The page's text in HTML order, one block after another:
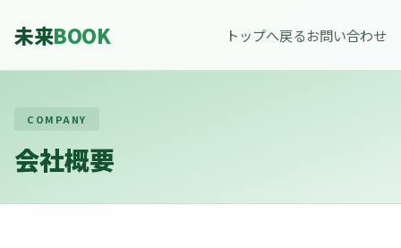
未来BOOK トップへ戻るお問い合わせ
COMPANY
会社概要